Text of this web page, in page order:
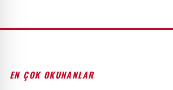
EN ÇOK OKUNANLAR